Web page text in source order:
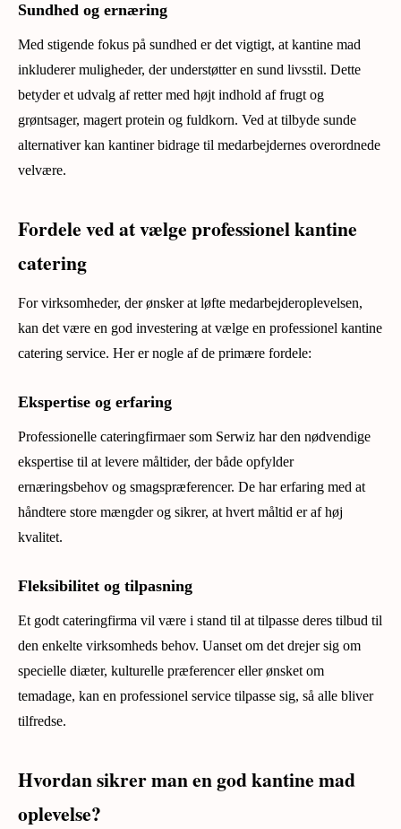
Sundhed og ernæring
Med stigende fokus på sundhed er det vigtigt, at kantine mad
inkluderer muligheder, der understøtter en sund livsstil. Dette
betyder et udvalg af retter med højt indhold af frugt og
grøntsager, magert protein og fuldkorn. Ved at tilbyde sunde
alternativer kan kantiner bidrage til medarbejdernes overordnede
velvære.
Fordele ved at vælge professionel kantine
catering
For virksomheder, der ønsker at løfte medarbejderoplevelsen,
kan det være en god investering at vælge en professionel kantine
catering service. Her er nogle af de primære fordele:
Ekspertise og erfaring
Professionelle cateringfirmaer som Serwiz har den nødvendige
ekspertise til at levere måltider, der både opfylder
ernæringsbehov og smagspræferencer. De har erfaring med at
håndtere store mængder og sikrer, at hvert måltid er af høj
kvalitet.
Fleksibilitet og tilpasning
Et godt cateringfirma vil være i stand til at tilpasse deres tilbud til
den enkelte virksomheds behov. Uanset om det drejer sig om
specielle diæter, kulturelle præferencer eller ønsket om
temadage, kan en professionel service tilpasse sig, så alle bliver
tilfredse.
Hvordan sikrer man en god kantine mad
oplevelse?